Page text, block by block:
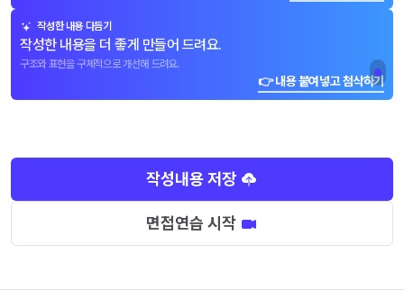
작성한 내용 다듬기
작성한 내용을 더 좋게 만들어 드려요.
구조와 표현을 구체적으로 개선해 드려요.
👉 내용 붙여넣고 첨삭하기
작성내용 저장
면접연습 시작